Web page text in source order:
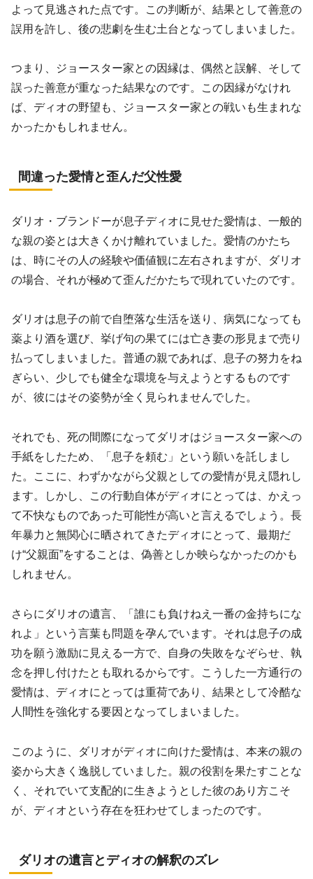
よって見逃された点です。この判断が、結果として善意の
誤用を許し、後の悲劇を生む土台となってしまいました。
つまり、ジョースター家との因縁は、偶然と誤解、そして
誤った善意が重なった結果なのです。この因縁がなけれ
ば、ディオの野望も、ジョースター家との戦いも生まれな
かったかもしれません。
間違った愛情と歪んだ父性愛
ダリオ・ブランドーが息子ディオに見せた愛情は、一般的
な親の姿とは大きくかけ離れていました。愛情のかたち
は、時にその人の経験や価値観に左右されますが、ダリオ
の場合、それが極めて歪んだかたちで現れていたのです。
ダリオは息子の前で自堕落な生活を送り、病気になっても
薬より酒を選び、挙げ句の果てには亡き妻の形見まで売り
払ってしまいました。普通の親であれば、息子の努力をね
ぎらい、少しでも健全な環境を与えようとするものです
が、彼にはその姿勢が全く見られませんでした。
それでも、死の間際になってダリオはジョースター家への
手紙をしたため、「息子を頼む」という願いを託しまし
た。ここに、わずかながら父親としての愛情が見え隠れし
ます。しかし、この行動自体がディオにとっては、かえっ
て不快なものであった可能性が高いと言えるでしょう。長
年暴力と無関心に晒されてきたディオにとって、最期だ
け“父親面”をすることは、偽善としか映らなかったのかも
しれません。
さらにダリオの遺言、「誰にも負けねえ一番の金持ちにな
れよ」という言葉も問題を孕んでいます。それは息子の成
功を願う激励に見える一方で、自身の失敗をなぞらせ、執
念を押し付けたとも取れるからです。こうした一方通行の
愛情は、ディオにとっては重荷であり、結果として冷酷な
人間性を強化する要因となってしまいました。
このように、ダリオがディオに向けた愛情は、本来の親の
姿から大きく逸脱していました。親の役割を果たすことな
く、それでいて支配的に生きようとした彼のあり方こそ
が、ディオという存在を狂わせてしまったのです。
ダリオの遺言とディオの解釈のズレ